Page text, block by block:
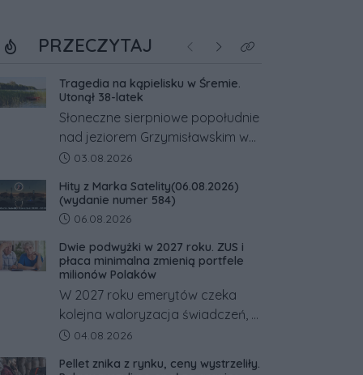
PRZECZYTAJ Poprzednie
NastępneKliknij aby zobaczyć
Tragedia na kąpielisku w Śremie.
Utonął 38-latek
Słoneczne sierpniowe popołudnie
nad jeziorem Grzymisławskim w
powiecie śremskim zakończyło
zdołały odwrócić nawet
natychmiastowe działania służb
Data dodania artykułu:
03.08.2026
Hity z Marka Satelity(06.08.2026)
(wydanie numer 584)
Data dodania artykułu:
06.08.2026
Dwie podwyżki w 2027 roku. ZUS i
płaca minimalna zmienią portfele
milionów Polaków
W 2027 roku emerytów czeka
kolejna waloryzacja świadczeń, a
pracowników podwyżka płacy
Data dodania artykułu:
04.08.2026
Pellet znika z rynku, ceny wystrzeliły.